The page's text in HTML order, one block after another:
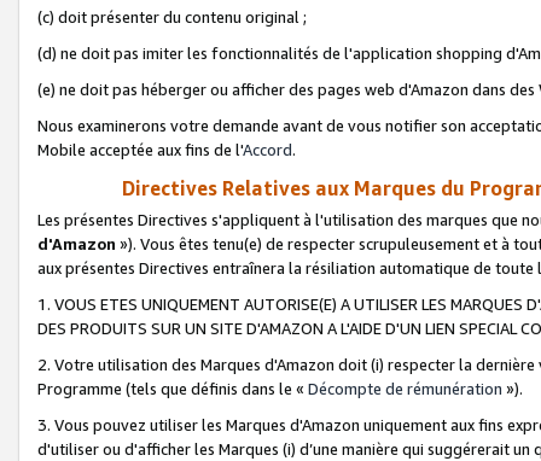
(c) doit présenter du contenu original ;
(d) ne doit pas imiter les fonctionnalités de l'application shopping
(e) ne doit pas héberger ou afficher des pages web d'Amazon dans
Nous examinerons votre demande avant de vous notifier son
Mobile acceptée aux fins de l'Accord.
Directives Relatives aux Marques du
Les présentes Directives s'appliquent à l'utilisation des marques que
d'Amazon »). Vous êtes tenu(e) de respecter scrupuleusement et à
aux présentes Directives entraînera la résiliation automatique de
1. VOUS ETES UNIQUEMENT AUTORISE(E) A UTILISER LES MARQUES
DES PRODUITS SUR UN SITE D'AMAZON A L'AIDE D'UN LIEN SPECIAL
2. Votre utilisation des Marques d'Amazon doit (i) respecter la
Programme (tels que définis dans le « Décompte de rémunération »).
3. Vous pouvez utiliser les Marques d'Amazon uniquement aux fins
d'utiliser ou d'afficher les Marques (i) d’une manière qui suggérerait